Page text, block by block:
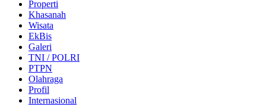
Properti
Khasanah
Wisata
EkBis
Galeri
TNI / POLRI
PTPN
Olahraga
Profil
Internasional